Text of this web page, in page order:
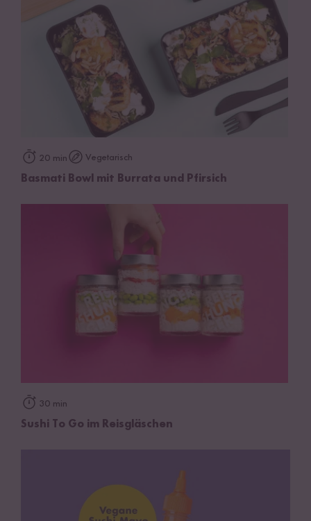
20 min Vegetarisch
Basmati Bowl mit Burrata und Pfirsich
30 min
Sushi To Go im Reisgläschen